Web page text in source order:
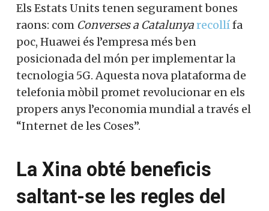
Els Estats Units tenen segurament bones
raons: com Converses a Catalunyarecollífa
poc, Huawei és l’empresa més ben
posicionada del món per implementar la
tecnologia 5G. Aquesta nova plataforma de
telefonia mòbil promet revolucionar en els
propers anys l’economia mundial a través el
“Internet de les Coses”.
La Xina obté beneficis
saltant-se les regles del